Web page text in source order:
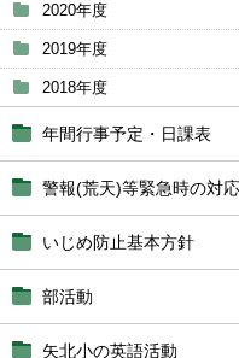
2020年度
2019年度
2018年度
年間行事予定・日課表
警報(荒天)等緊急時の対応
いじめ防止基本方針
部活動
矢北小の英語活動